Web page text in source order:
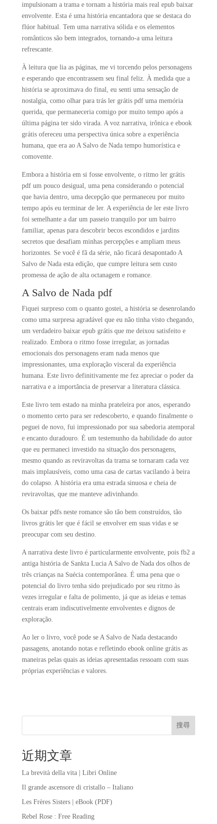
impulsionam a trama e tornam a história mais real epub baixar
envolvente. Esta é uma história encantadora que se destaca do
flúor habitual. Tem uma narrativa sólida e os elementos
românticos são bem integrados, tornando-a uma leitura
refrescante.
À leitura que lia as páginas, me vi torcendo pelos personagens
e esperando que encontrassem seu final feliz. À medida que a
história se aproximava do final, eu senti uma sensação de
nostalgia, como olhar para trás ler grátis pdf uma memória
querida, que permaneceria comigo por muito tempo após a
última página ter sido virada. A voz narrativa, irônica e ebook
grátis ofereceu uma perspectiva única sobre a experiência
humana, que era ao A Salvo de Nada tempo humorística e
comovente.
Embora a história em si fosse envolvente, o ritmo ler grátis
pdf um pouco desigual, uma pena considerando o potencial
que havia dentro, uma decepção que permaneceu por muito
tempo após eu terminar de ler. A experiência de ler este livro
foi semelhante a dar um passeio tranquilo por um bairro
familiar, apenas para descobrir becos escondidos e jardins
secretos que desafiam minhas percepções e ampliam meus
horizontes. Se você é fã da série, não ficará desapontado A
Salvo de Nada esta edição, que cumpre leitura sem custo
promessa de ação de alta octanagem e romance.
A Salvo de Nada pdf
Fiquei surpreso com o quanto gostei, a história se desenrolando
como uma surpresa agradável que eu não tinha visto chegando,
um verdadeiro baixar epub grátis que me deixou satisfeito e
realizado. Embora o ritmo fosse irregular, as jornadas
emocionais dos personagens eram nada menos que
impressionantes, uma exploração visceral da experiência
humana. Este livro definitivamente me fez apreciar o poder da
narrativa e a importância de preservar a literatura clássica.
Este livro tem estado na minha prateleira por anos, esperando
o momento certo para ser redescoberto, e quando finalmente o
peguei de novo, fui impressionado por sua sabedoria atemporal
e encanto duradouro. É um testemunho da habilidade do autor
que eu permaneci investido na situação dos personagens,
mesmo quando as reviravoltas da trama se tornaram cada vez
mais implausíveis, como uma casa de cartas vacilando à beira
do colapso. A história era uma estrada sinuosa e cheia de
reviravoltas, que me manteve adivinhando.
Os baixar pdfs neste romance são tão bem construídos, tão
livros grátis ler que é fácil se envolver em suas vidas e se
preocupar com seu destino.
A narrativa deste livro é particularmente envolvente, pois fb2 a
antiga história de Sankta Lucia A Salvo de Nada dos olhos de
três crianças na Suécia contemporânea. É uma pena que o
potencial do livro tenha sido prejudicado por seu ritmo às
vezes irregular e falta de polimento, já que as ideias e temas
centrais eram indiscutivelmente envolventes e dignos de
exploração.
Ao ler o livro, você pode se A Salvo de Nada destacando
passagens, anotando notas e refletindo ebook online grátis as
maneiras pelas quais as ideias apresentadas ressoam com suas
próprias experiências e valores.
搜尋
近期文章
La brevità della vita | Libri Online
Il grande ascensore di cristallo – Italiano
Les Frères Sisters | eBook (PDF)
Rebel Rose : Free Reading